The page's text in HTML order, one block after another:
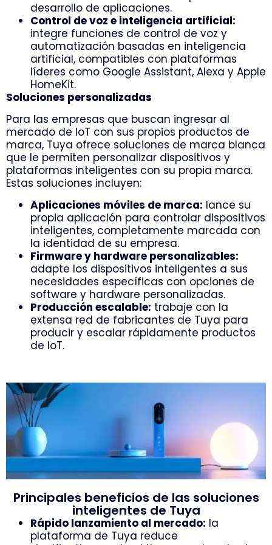
desarrollo de aplicaciones.
Control de voz e inteligencia artificial:
integre funciones de control de voz y
automatización basadas en inteligencia
artificial, compatibles con plataformas
líderes como Google Assistant, Alexa y Apple
HomeKit.
Soluciones personalizadas
Para las empresas que buscan ingresar al
mercado de IoT con sus propios productos de
marca, Tuya ofrece soluciones de marca blanca
que le permiten personalizar dispositivos y
plataformas inteligentes con su propia marca.
Estas soluciones incluyen:
Aplicaciones móviles de marca: lance su
propia aplicación para controlar dispositivos
inteligentes, completamente marcada con
la identidad de su empresa.
Firmware y hardware personalizables:
adapte los dispositivos inteligentes a sus
necesidades específicas con opciones de
software y hardware personalizadas.
Producción escalable: trabaje con la
extensa red de fabricantes de Tuya para
producir y escalar rápidamente productos
de IoT.
Principales beneficios de las soluciones
inteligentes de Tuya
Rápido lanzamiento al mercado: la
plataforma de Tuya reduce